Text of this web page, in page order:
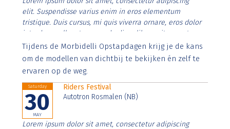
elit. Suspendisse varius enim in eros elementum
tristique. Duis cursus, mi quis viverra ornare, eros dolor
interdum nulla, ut commodo diam libero vitae erat.
Aenean faucibus nibh et justo cursus id rutrum lorem
imperdiet. Nunc ut sem vitae risus tristique posuere.
Tijdens de Morbidelli Opstapdagen krijg je de kans
om de modellen van dichtbij te bekijken én zelf te
ervaren op de weg.
Saturday
30
MAY
Riders Festival
Autotron Rosmalen (NB)
Lorem ipsum dolor sit amet, consectetur adipiscing